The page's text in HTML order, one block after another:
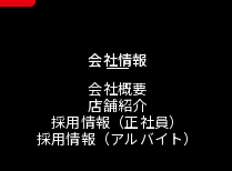
会社情報
会社概要
店舗紹介
採用情報（正社員）
採用情報（アルバイト）